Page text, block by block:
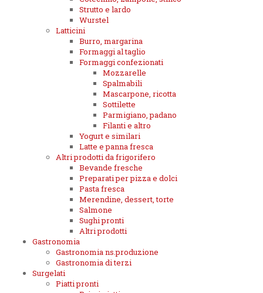
Strutto e lardo
Wurstel
Latticini
Burro, margarina
Formaggi al taglio
Formaggi confezionati
Mozzarelle
Spalmabili
Mascarpone, ricotta
Sottilette
Parmigiano, padano
Filanti e altro
Yogurt e similari
Latte e panna fresca
Altri prodotti da frigorifero
Bevande fresche
Preparati per pizza e dolci
Pasta fresca
Merendine, dessert, torte
Salmone
Sughi pronti
Altri prodotti
Gastronomia
Gastronomia ns.produzione
Gastronomia di terzi
Surgelati
Piatti pronti